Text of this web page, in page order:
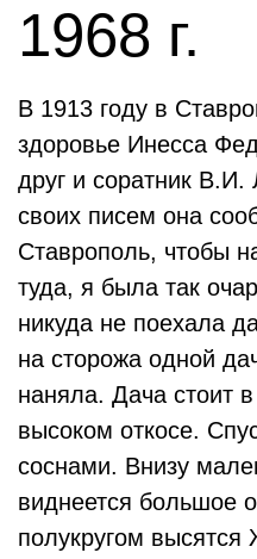
1968 г.
В 1913 году в
здоровье Инесса
друг и соратник
своих писем она
Ставрополь, чтобы
туда, я была так
никуда не поехала
на сторожа одной
наняла. Дача стоит
высоком откосе.
соснами. Внизу
виднеется большое
полукругом